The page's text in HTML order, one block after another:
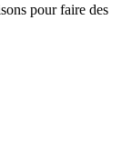
pour faire des